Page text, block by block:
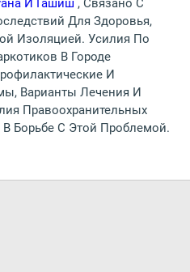
И Гашиш , Связано С
Для Здоровья,
Изоляцией. Усилия По
В Городе
И
Варианты Лечения И
Правоохранительных
Борьбе С Этой Проблемой.